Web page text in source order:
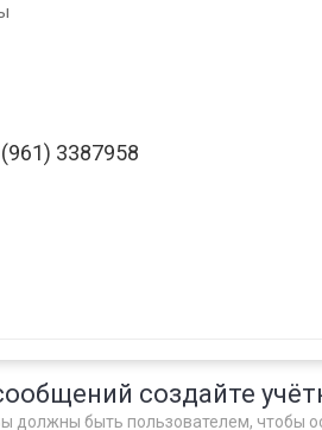
3387958
создайте
должны быть пользователем, чтобы